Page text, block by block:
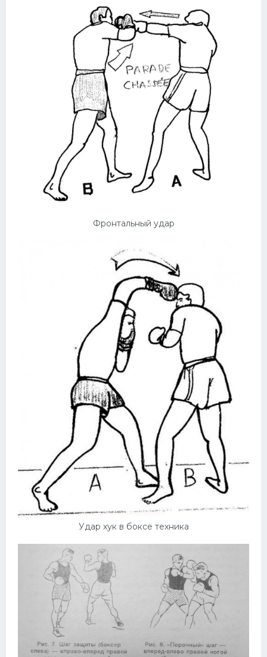
Фронтальный удар
Удар хук в боксе техника